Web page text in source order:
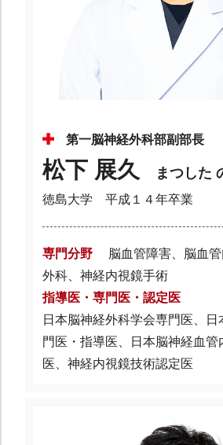
第一脳神経外科部副部長
松下 展久 まつした
徳島大学 平成１４年卒業
専門分野
脳血管障害、脳血
外科、神経内視鏡手術
指導医・専門医・認定医
日本脳神経外科学会専門医、
門医・指導医、日本脳神経血管
医、神経内視鏡技術認定医